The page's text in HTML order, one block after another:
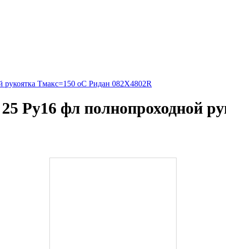
Тмакс=150 оС Ридан 082X4802R
Ру16 фл полнопроходной